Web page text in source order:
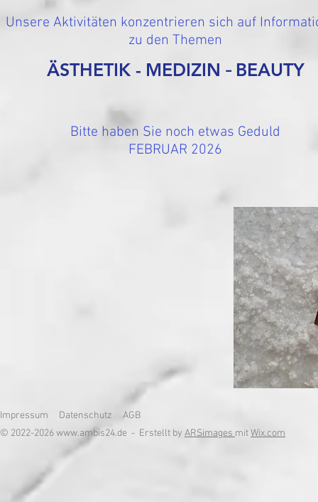
Unsere Aktivitäten konzentrieren sich auf
zu den Themen
ÄSTHETIK - MEDIZIN - BEAUTY
Bitte haben Sie noch etwas Geduld
FEBRUAR 2026
Impressum Datenschutz
AGB
© 2022-2026www.ambis24.de - Erstellt by ARSimages mitWix.com